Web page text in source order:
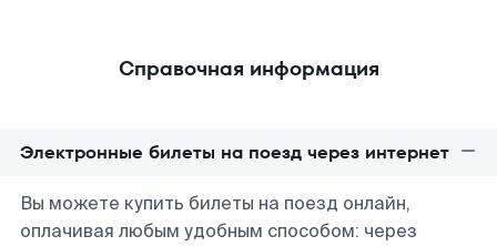
Справочная информация
Электронные билеты на поезд через интернет
Вы можете купить билеты на поезд онлайн,
оплачивая любым удобным способом: через